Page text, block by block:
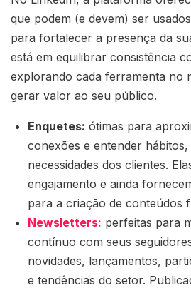
que podem (e devem) ser
para fortalecer a presença da
está em equilibrar consistência
explorando cada ferramenta no
gerar valor ao seu público.
Enquetes: ótimas para
conexões e entender
necessidades dos clientes.
engajamento e ainda
para a criação de conteúdos
Newsletters: perfeitas para
contínuo com seus
novidades, lançamentos,
e tendências do setor.